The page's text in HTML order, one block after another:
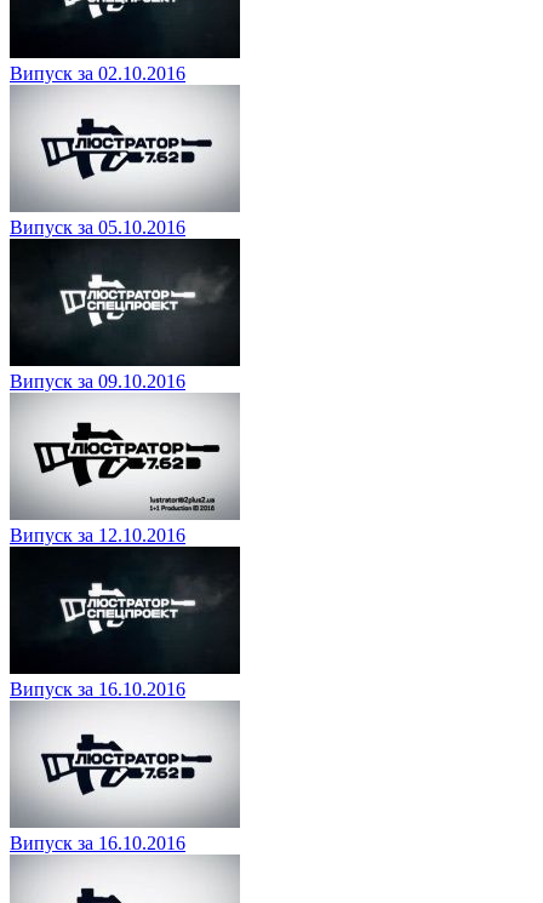
Випуск за 02.10.2016
Випуск за 05.10.2016
Випуск за 09.10.2016
Випуск за 12.10.2016
Випуск за 16.10.2016
Випуск за 16.10.2016